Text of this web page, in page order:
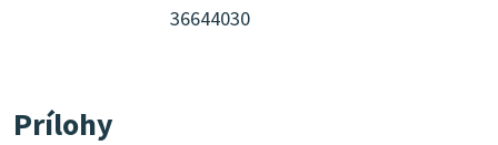
36644030
Prílohy